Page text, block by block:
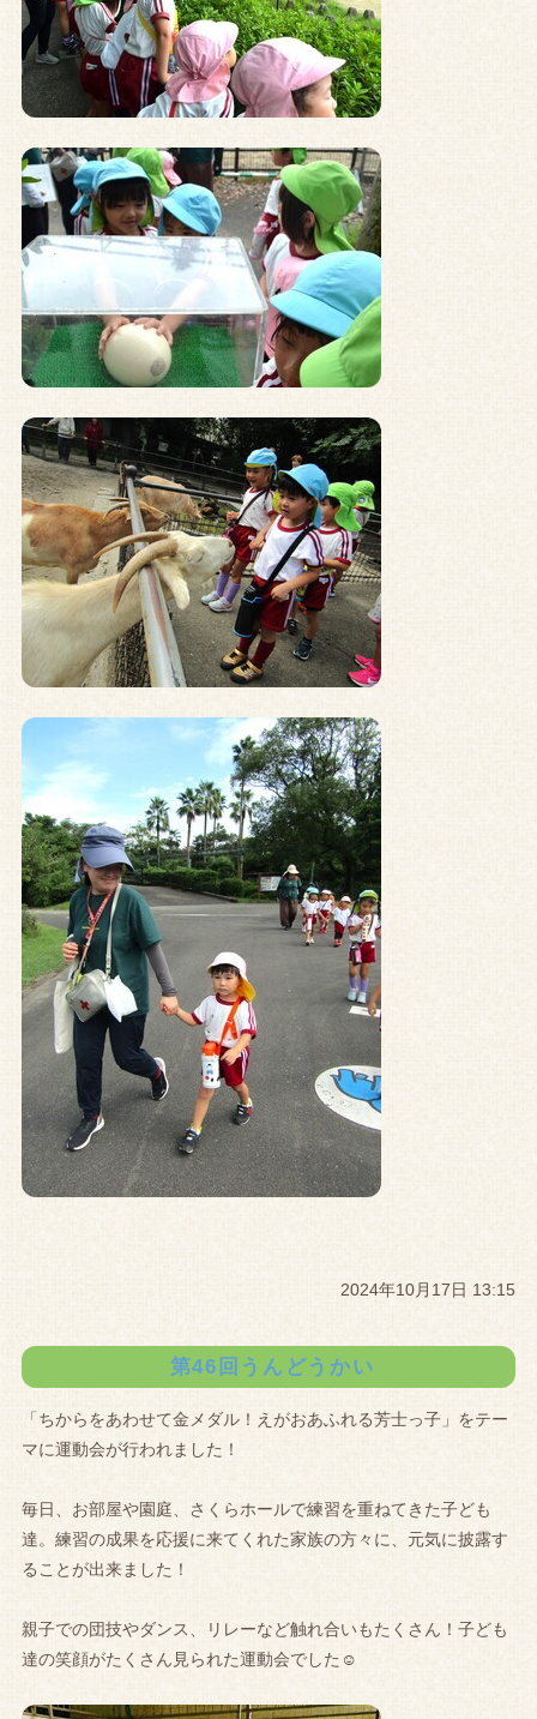
2024年10月17日 13:15
第46回うんどうかい
「ちからをあわせて金メダル！えがおあふれる芳士っ子」をテー
マに運動会が行われました！
毎日、お部屋や園庭、さくらホールで練習を重ねてきた子ども
達。練習の成果を応援に来てくれた家族の方々に、元気に披露す
ることが出来ました！
親子での団技やダンス、リレーなど触れ合いもたくさん！子ども
達の笑顔がたくさん見られた運動会でした☺